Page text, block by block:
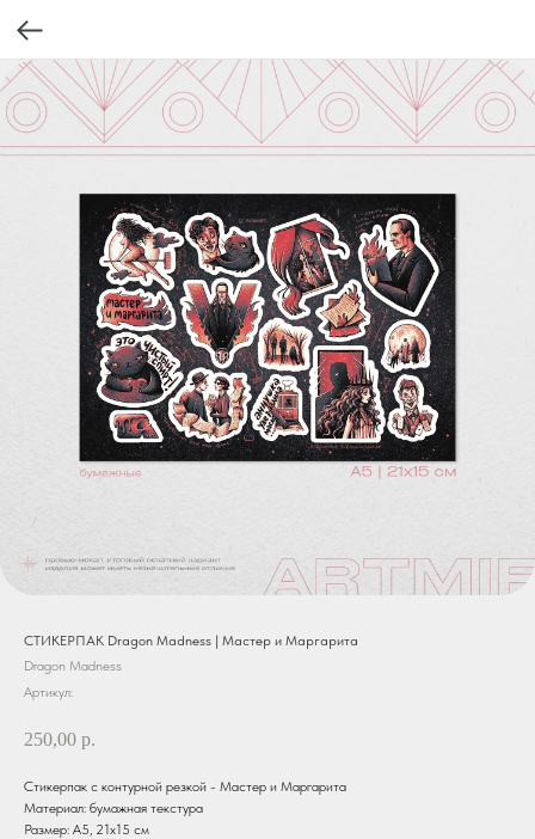
СТИКЕРПАК Dragon Madness | Мастер и Маргарита
Dragon Madness
Артикул:
250,00 р.
Стикерпак с контурной резкой - Мастер и Маргарита
Материал: бумажная текстура
Размер: А5, 21х15 см